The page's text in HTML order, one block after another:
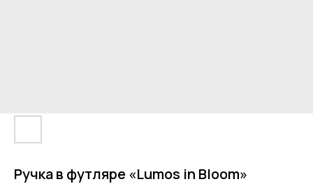
Ручка в футляре «Lumos in Bloom»